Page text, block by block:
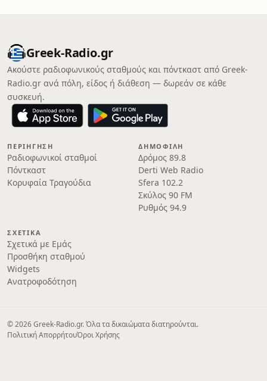
Greek-Radio.gr
Ακούστε ραδιοφωνικούς σταθμούς και πόντκαστ από Greek-
Radio.gr ανά πόλη, είδος ή διάθεση — δωρεάν σε κάθε
συσκευή.
ΠΕΡΙΉΓΗΣΗ
Ραδιοφωνικοί σταθμοί
Πόντκαστ
Κορυφαία Τραγούδια
ΔΗΜΟΦΙΛΉ
Δρόμος 89.8
Derti Web Radio
Sfera 102.2
Σκύλος 90 FM
Ρυθμός 94.9
ΣΧΕΤΙΚΆ
Σχετικά με Εμάς
Προσθήκη σταθμού
Widgets
Ανατροφοδότηση
© 2026 Greek-Radio.gr. Όλα τα δικαιώματα διατηρούνται.
Πολιτική ΑπορρήτουΌροι Χρήσης